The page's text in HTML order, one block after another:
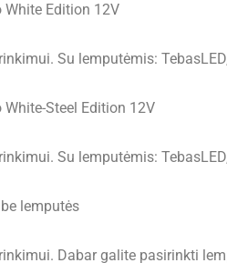
White Edition 12V
Su lemputėmis:
White-Steel Edition 12V
Su lemputėmis:
lemputės
Dabar galite pasirinkti